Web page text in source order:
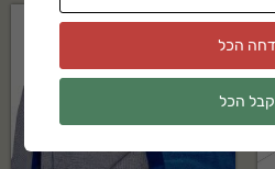
דחה הכל
קבל הכל